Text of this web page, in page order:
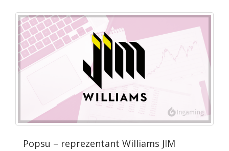
Popsu – reprezentant Williams JIM